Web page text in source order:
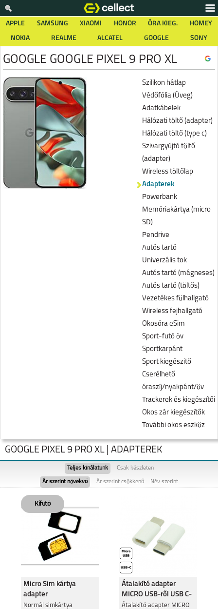
APPLE SAMSUNG XIAOMI HONOR ÓRA KIEG.
HOMEY
NOKIA
REALME ALCATEL GOOGLE SONY
GOOGLE GOOGLE PIXEL 9 PRO XL
Szilikon hátlap
Védőfólia (Üveg)
Adatkábelek
Hálózati töltő (adapter)
Hálózati töltő (type c)
Szivargyújtó töltő
(adapter)
Wireless töltőlap
Adapterek
Powerbank
Memóriakártya (micro
SD)
Pendrive
Autós tartó
Univerzális tok
Autós tartó (mágneses)
Autós tartó (töltős)
Vezetékes fülhallgató
Wireless fejhallgató
Okosóra eSim
Sport-futó öv
Sportkarpánt
Sport kiegészitő
Cserélhető
óraszíj/nyakpánt/öv
Trackerek és kiegészítői
Okos zár kiegészítők
További okos eszköz
GOOGLE PIXEL 9
GOOGLE PIXEL 9 PRO
GOOGLE PIXEL 8A
GOOGLE PIXEL 9 PRO XL | ADAPTEREK
Teljes kínálatunk Csak készleten
Ár szerint növekvő Ár szerint csökkenő Név szerint
Micro Sim kártya
adapter
Normál simkártya
Átalakító adapter
MICRO USB-ről USB C-
re
Átalakító adapter MICRO